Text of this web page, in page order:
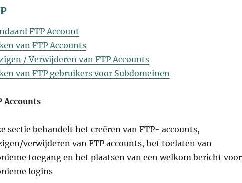
FTP Account
van FTP Accounts
/ Verwijderen van FTP Accounts
van FTP gebruikers voor Subdomeinen
Accounts
sectie behandelt het creëren van FTP- accounts,
verwijderen van FTP accounts, het toelaten van
toegang en het plaatsen van een welkom bericht voor
logins